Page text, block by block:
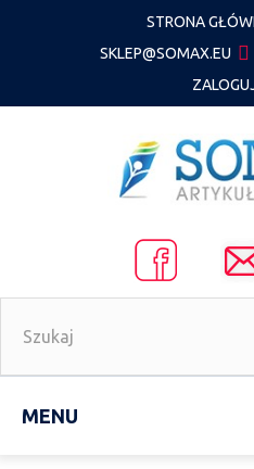
STRONA
SKLEP@SOMAX.EU
MENU